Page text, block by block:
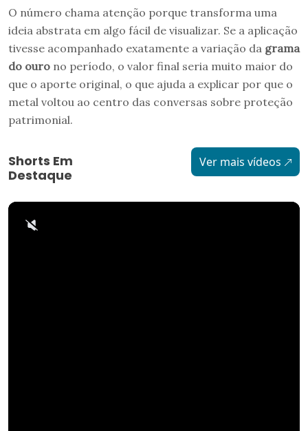
O número chama atenção porque transforma uma
ideia abstrata em algo fácil de visualizar. Se a aplicação
tivesse acompanhado exatamente a variação da grama
do ouro no período, o valor final seria muito maior do
que o aporte original, o que ajuda a explicar por que o
metal voltou ao centro das conversas sobre proteção
patrimonial.
Shorts Em
Destaque
Ver mais vídeos